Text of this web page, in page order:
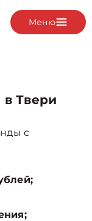
Меню
в Твери
с